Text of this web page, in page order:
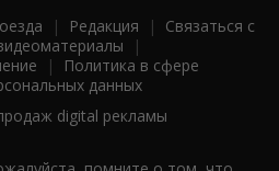
| Редакция | Связаться с
|
|
Политика в сфере
данных
digital рекламы